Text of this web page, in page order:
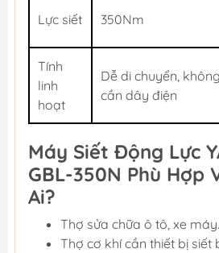
Lực siết 350Nm
Tính
linh
hoạt
Dễ di chuyển, không
cần dây điện
Máy Siết Động Lực
GBL-350N Phù Hợp
Ai?
Thợ sửa chữa ô tô, xe máy.
Thợ cơ khí cần thiết bị siết